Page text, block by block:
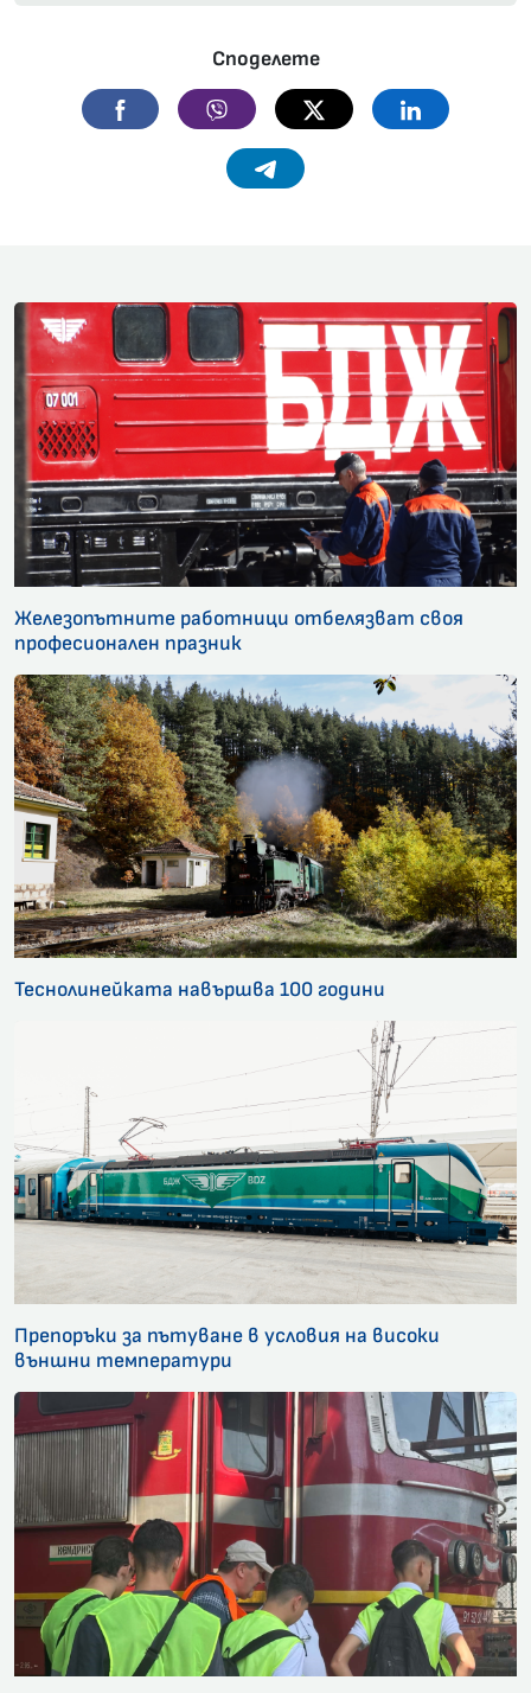
Споделете
Facebook Viber Twitter Linkedin
Telegram
Железопътните работници отбелязват своя
професионален празник
Теснолинейката навършва 100 години
Препоръки за пътуване в условия на високи
външни температури